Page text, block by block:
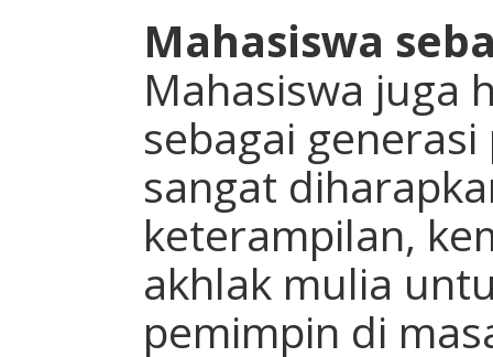
Mahasiswa
Mahasiswa juga
sebagai
sangat
keterampilan,
akhlak mulia
pemimpin di